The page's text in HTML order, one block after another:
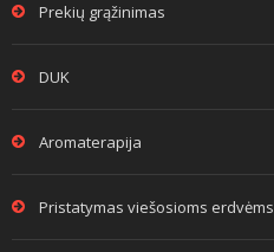
Prekių grąžinimas
DUK
Aromaterapija
Pristatymas viešosioms erdvėms